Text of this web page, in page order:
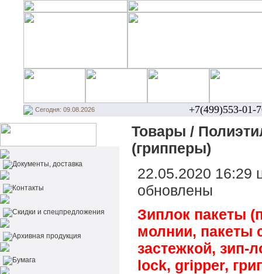
Сегодня: 09.08.2026 +7(499)553-01-
Документы, доставка
Контакты
Cкидки и спецпредложения
Архивная продукция
Бумага
Товары /
(грипперы)
22.05.2020 16:29
обновлены
Зиплок пакеты
молнии, пакеты
застежкой, зип-
lock, gripper,